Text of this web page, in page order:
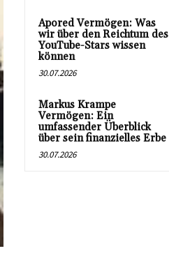
Apored Vermögen: Was
wir über den Reichtum des
YouTube-Stars wissen
können
30.07.2026
Markus Krampe
Vermögen: Ein
umfassender Überblick
über sein finanzielles Erbe
30.07.2026